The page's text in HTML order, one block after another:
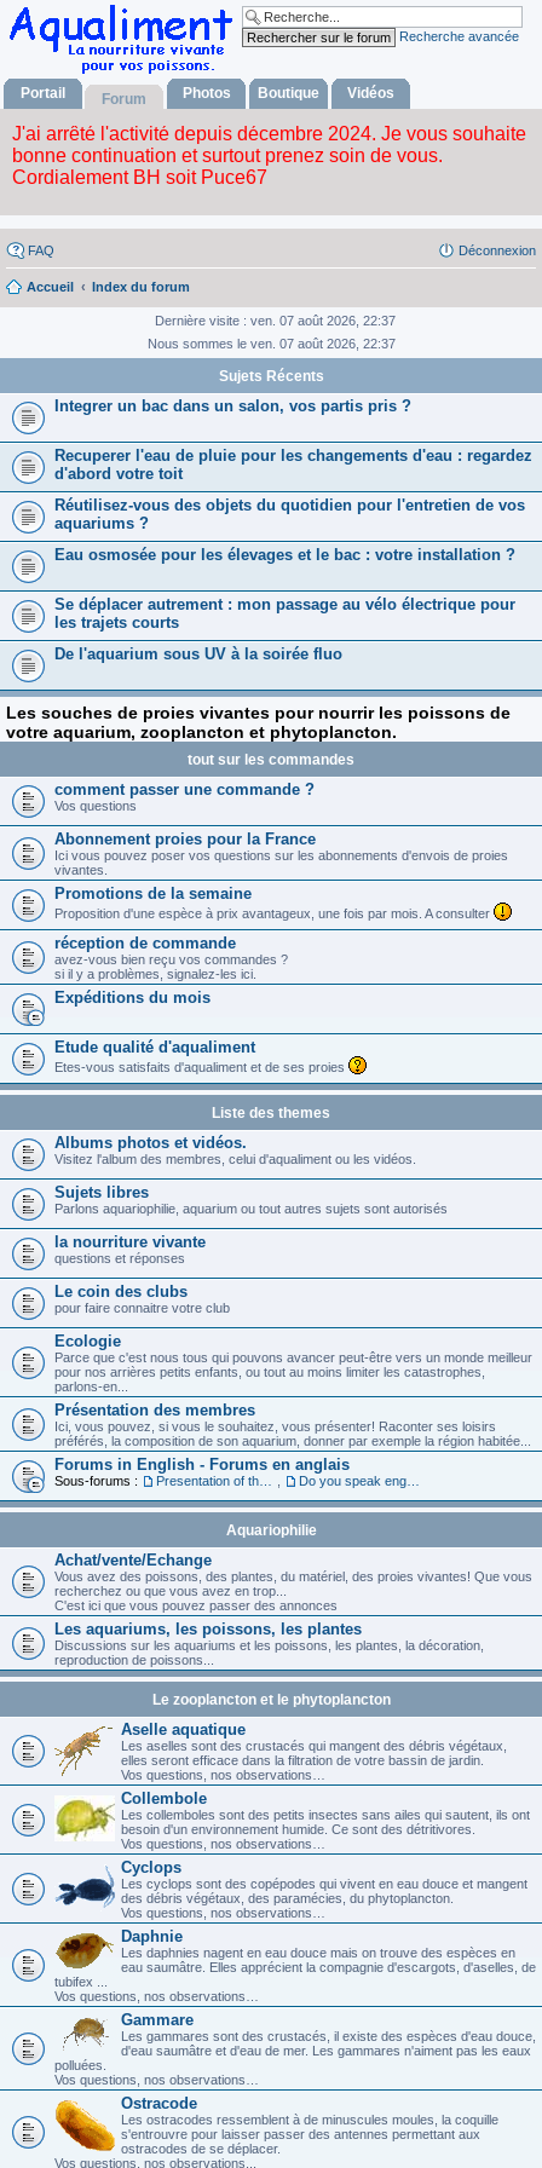
Recherche avancée
Portail Forum Photos Boutique Vidéos
FAQ Déconnexion
Accueil Index du forum
Dernière visite : ven. 07 août 2026, 22:37
Nous sommes le ven. 07 août 2026, 22:37
Sujets Récents
Integrer un bac dans un salon, vos partis pris ?
Recuperer l'eau de pluie pour les changements d'eau : regardez
d'abord votre toit
Réutilisez-vous des objets du quotidien pour l'entretien de vos
aquariums ?
Eau osmosée pour les élevages et le bac : votre installation ?
Se déplacer autrement : mon passage au vélo électrique pour
les trajets courts
De l'aquarium sous UV à la soirée fluo
Les souches de proies vivantes pour nourrir les poissons de
votre aquarium, zooplancton et phytoplancton.
tout sur les commandes
comment passer une commande ?
Vos questions
Abonnement proies pour la France
Ici vous pouvez poser vos questions sur les abonnements d'envois de proies
vivantes.
Promotions de la semaine
Proposition d'une espèce à prix avantageux, une fois par mois. A consulter
réception de commande
avez-vous bien reçu vos commandes ?
si il y a problèmes, signalez-les ici.
Expéditions du mois
Etude qualité d'aqualiment
Etes-vous satisfaits d'aqualiment et de ses proies
Liste des themes
Albums photos et vidéos.
Visitez l'album des membres, celui d'aqualiment ou les vidéos.
Sujets libres
Parlons aquariophilie, aquarium ou tout autres sujets sont autorisés
la nourriture vivante
questions et réponses
Le coin des clubs
pour faire connaitre votre club
Ecologie
Parce que c'est nous tous qui pouvons avancer peut-être vers un monde meilleur
pour nos arrières petits enfants, ou tout au moins limiter les catastrophes,
parlons-en...
Présentation des membres
Ici, vous pouvez, si vous le souhaitez, vous présenter! Raconter ses loisirs
préférés, la composition de son aquarium, donner par exemple la région habitée...
Forums in English - Forums en anglais
Sous-forums :
Aquariophilie
Achat/vente/Echange
Vous avez des poissons, des plantes, du matériel, des proies vivantes! Que vous
recherchez ou que vous avez en trop...
C'est ici que vous pouvez passer des annonces
Les aquariums, les poissons, les plantes
Discussions sur les aquariums et les poissons, les plantes, la décoration,
reproduction de poissons...
Le zooplancton et le phytoplancton
Aselle aquatique
Les aselles sont des crustacés qui mangent des débris végétaux,
elles seront efficace dans la filtration de votre bassin de jardin.
Vos questions, nos observations…
Collembole
Les collemboles sont des petits insectes sans ailes qui sautent, ils ont
besoin d'un environnement humide. Ce sont des détritivores.
Vos questions, nos observations…
Cyclops
Les cyclops sont des copépodes qui vivent en eau douce et mangent
des débris végétaux, des paramécies, du phytoplancton.
Vos questions, nos observations…
Daphnie
Les daphnies nagent en eau douce mais on trouve des espèces en
eau saumâtre. Elles apprécient la compagnie d'escargots, d'aselles, de
tubifex ...
Vos questions, nos observations…
Gammare
Les gammares sont des crustacés, il existe des espèces d'eau douce,
d'eau saumâtre et d'eau de mer. Les gammares n'aiment pas les eaux
polluées.
Vos questions, nos observations…
Ostracode
Les ostracodes ressemblent à de minuscules moules, la coquille
s'entrouvre pour laisser passer des antennes permettant aux
ostracodes de se déplacer.
Vos questions, nos observations...